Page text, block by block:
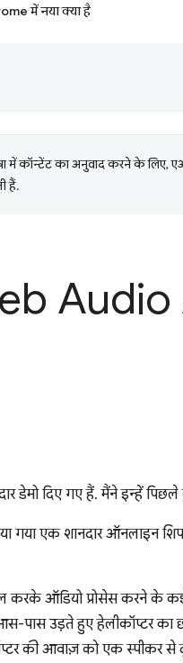
में नया क्या है
में कॉन्टेंट का अनुवाद करने के लिए,
हैं.
Audio
डेमो दिए गए हैं. मैंने इन्हें
गया एक शानदार ऑनलाइन
ऑडियो प्रोसेस करने के कई
उड़ते हुए हेलीकॉप्टर का
की आवाज़ को एक स्पीकर